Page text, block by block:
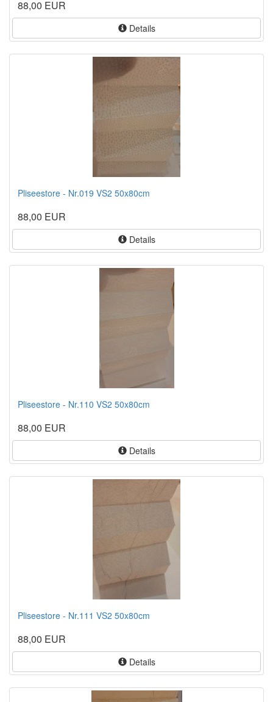
88,00 EUR
Details
Pliseestore - Nr.019 VS2 50x80cm
88,00 EUR
Details
Pliseestore - Nr.110 VS2 50x80cm
88,00 EUR
Details
Pliseestore - Nr.111 VS2 50x80cm
88,00 EUR
Details